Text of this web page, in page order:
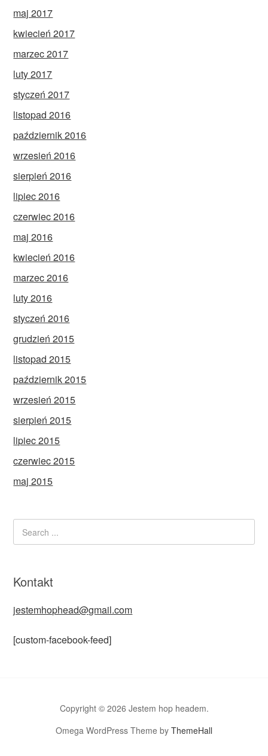
maj 2017
kwiecień 2017
marzec 2017
luty 2017
styczeń 2017
listopad 2016
październik 2016
wrzesień 2016
sierpień 2016
lipiec 2016
czerwiec 2016
maj 2016
kwiecień 2016
marzec 2016
luty 2016
styczeń 2016
grudzień 2015
listopad 2015
październik 2015
wrzesień 2015
sierpień 2015
lipiec 2015
czerwiec 2015
maj 2015
Kontakt
jestemhophead@gmail.com
[custom-facebook-feed]
Copyright © 2026 Jestem hop headem.
Omega WordPress Theme by ThemeHall